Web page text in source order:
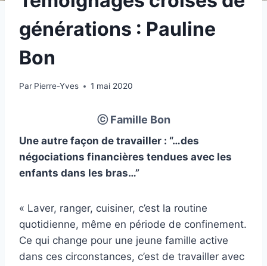
générations : Pauline
Bon
Par Pierre-Yves 1 mai 2020
ⓒ Famille Bon
Une autre façon de travailler : “…des
négociations financières tendues avec les
enfants dans les bras…”
« Laver, ranger, cuisiner, c’est la routine
quotidienne, même en période de confinement.
Ce qui change pour une jeune famille active
dans ces circonstances, c’est de travailler avec